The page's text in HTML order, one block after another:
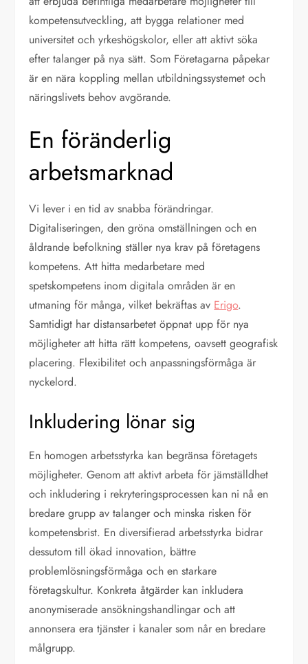
kompetensutveckling, att bygga relationer med
universitet och yrkeshögskolor, eller att aktivt söka
efter talanger på nya sätt. Som Företagarna påpekar
är en nära koppling mellan utbildningssystemet och
näringslivets behov avgörande.
En föränderlig
arbetsmarknad
Vi lever i en tid av snabba förändringar.
Digitaliseringen, den gröna omställningen och en
åldrande befolkning ställer nya krav på företagens
kompetens. Att hitta medarbetare med
spetskompetens inom digitala områden är en
utmaning för många, vilket bekräftas av Erigo.
Samtidigt har distansarbetet öppnat upp för nya
möjligheter att hitta rätt kompetens, oavsett geografisk
placering. Flexibilitet och anpassningsförmåga är
nyckelord.
Inkludering lönar sig
En homogen arbetsstyrka kan begränsa företagets
möjligheter. Genom att aktivt arbeta för jämställdhet
och inkludering i rekryteringsprocessen kan ni nå en
bredare grupp av talanger och minska risken för
kompetensbrist. En diversifierad arbetsstyrka bidrar
dessutom till ökad innovation, bättre
problemlösningsförmåga och en starkare
företagskultur. Konkreta åtgärder kan inkludera
anonymiserade ansökningshandlingar och att
annonsera era tjänster i kanaler som når en bredare
målgrupp.